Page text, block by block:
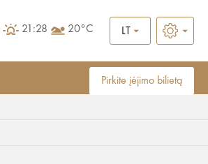
21:28 20°C LT
Pirkite įėjimo bilietą